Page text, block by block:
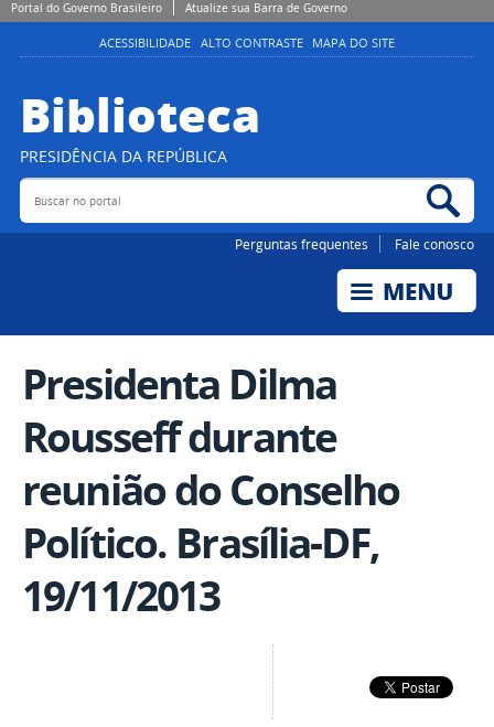
Portal do Governo Brasileiro Atualize sua Barra de Governo
ACESSIBILIDADE ALTO CONTRASTE MAPA DO SITE
Biblioteca
PRESIDÊNCIA DA REPÚBLICA
Buscar no portal
Perguntas frequentes Fale conosco
Presidenta Dilma
Rousseff durante
reunião do Conselho
Político. Brasília-DF,
19/11/2013